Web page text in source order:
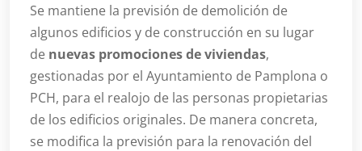
Se mantiene la previsión de demolición de
algunos edificios y de construcción en su lugar
de nuevas promociones de viviendas,
gestionadas por el Ayuntamiento de Pamplona o
PCH, para el realojo de las personas propietarias
de los edificios originales. De manera concreta,
se modifica la previsión para la renovación del